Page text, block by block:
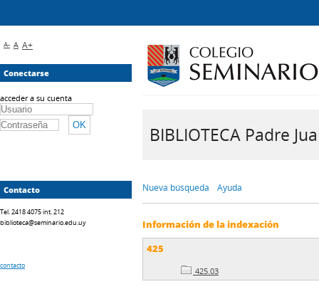
BIBLIOTECA Padre
Nueva búsqueda Ayuda
Información de la indexación
425
425.03
A- A A+
Conectarse
acceder a su cuenta
Contacto
Tel. 2418 4075 int. 212
biblioteca@seminario.edu.uy
contacto